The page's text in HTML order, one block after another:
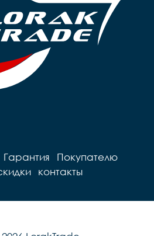
Гарантия
Покупателю
контакты